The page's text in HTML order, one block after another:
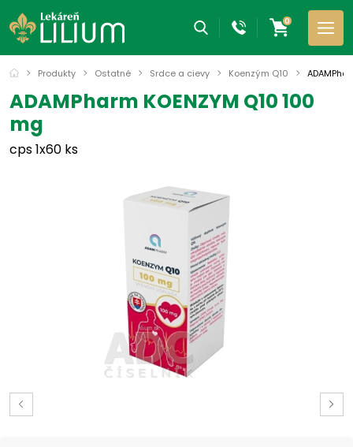
0
Produkty Ostatné Srdce a cievy Koenzým Q10
ADAMPharm KOENZYM Q10 100
mg
cps 1x60 ks